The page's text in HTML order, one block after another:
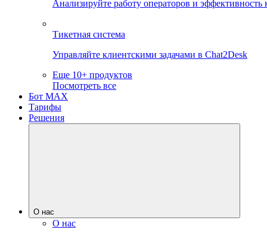
Анализируйте работу операторов и эффективность
Тикетная система
Управляйте клиентскими задачами в Chat2Desk
Еще 10+ продуктов
Посмотреть все
Бот MAX
Тарифы
Решения
О нас
О нас